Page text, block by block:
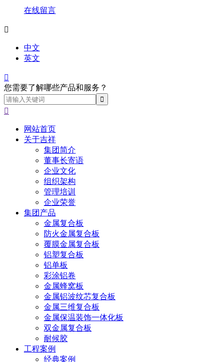
在线留言

中文
英文

您需要了解哪些产品和服务？

网站首页
关于吉祥
集团简介
董事长寄语
企业文化
组织架构
管理培训
企业荣誉
集团产品
金属复合板
防火金属复合板
覆膜金属复合板
铝塑复合板
铝单板
彩涂铝卷
金属蜂窝板
金属铝波纹芯复合板
金属三维复合板
金属保温装饰一体化板
双金属复合板
耐候胶
工程案例
经典案例